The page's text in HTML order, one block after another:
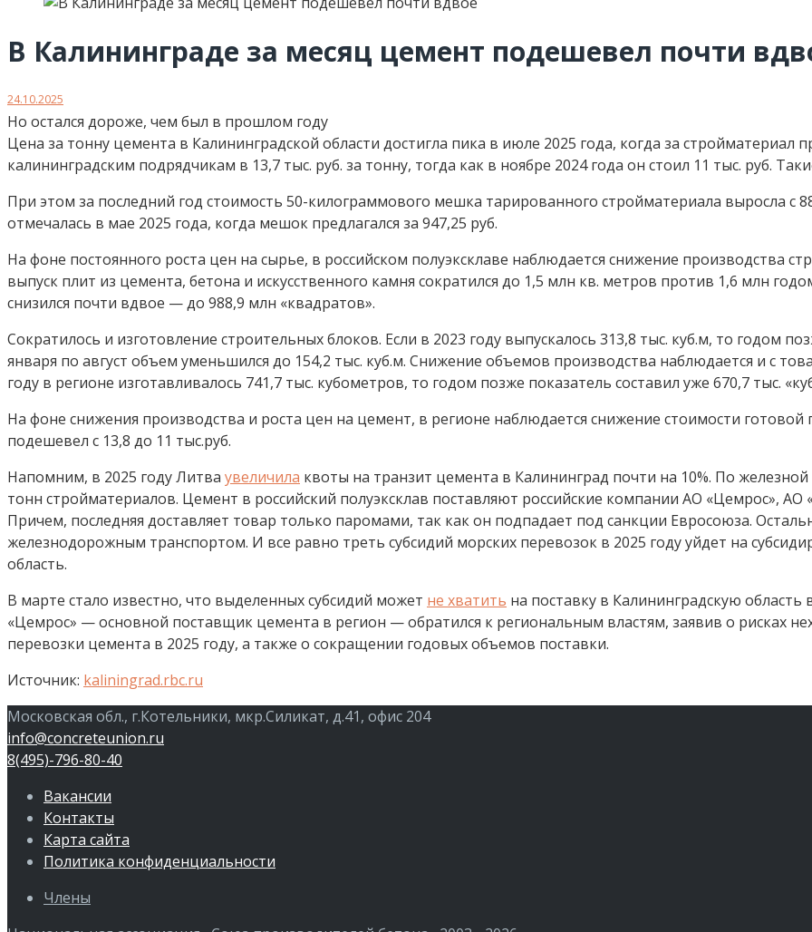
В Калининграде за месяц цемент подешевел почти
24.10.2025
Но остался дороже, чем был в прошлом году
Цена за тонну цемента в Калининградской области достигла пика в июле 2025 года, когда за стройматериал
калининградским подрядчикам в 13,7 тыс. руб. за тонну, тогда как в ноябре 2024 года он стоил 11 тыс. руб.
При этом за последний год стоимость 50-килограммового мешка тарированного стройматериала выросла с
отмечалась в мае 2025 года, когда мешок предлагался за 947,25 руб.
На фоне постоянного роста цен на сырье, в российском полуэксклаве наблюдается снижение производства
выпуск плит из цемента, бетона и искусственного камня сократился до 1,5 млн кв. метров против 1,6 млн
снизился почти вдвое — до 988,9 млн «квадратов».
Сократилось и изготовление строительных блоков. Если в 2023 году выпускалось 313,8 тыс. куб.м, то годом
января по август объем уменьшился до 154,2 тыс. куб.м. Снижение объемов производства наблюдается и с
году в регионе изготавливалось 741,7 тыс. кубометров, то годом позже показатель составил уже 670,7 тыс.
На фоне снижения производства и роста цен на цемент, в регионе наблюдается снижение стоимости готовой
подешевел с 13,8 до 11 тыс.руб.
Напомним, в 2025 году Литва увеличила квоты на транзит цемента в Калининград почти на 10%. По
тонн стройматериалов. Цемент в российский полуэксклав поставляют российские компании АО «Цемрос»,
Причем, последняя доставляет товар только паромами, так как он подпадает под санкции Евросоюза.
железнодорожным транспортом. И все равно треть субсидий морских перевозок в 2025 году уйдет на
область.
В марте стало известно, что выделенных субсидий может не хватить на поставку в Калининградскую
«Цемрос» — основной поставщик цемента в регион — обратился к региональным властям, заявив о рисках
перевозки цемента в 2025 году, а также о сокращении годовых объемов поставки.
Источник: kaliningrad.rbc.ru
Московская обл., г.Котельники, мкр.Силикат, д.41, офис 204
info@concreteunion.ru
8(495)-796-80-40
Вакансии
Контакты
Карта сайта
Политика конфиденциальности
Члены